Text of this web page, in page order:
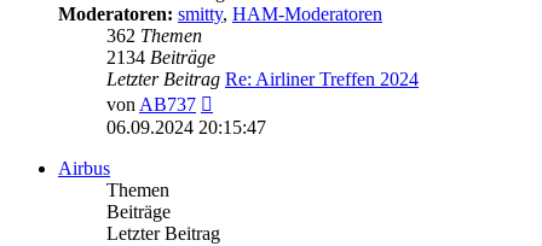
Moderatoren: smitty, HAM-Moderatoren
362 Themen
2134 Beiträge
Letzter Beitrag Re: Airliner Treffen 2024
vonAB737
Beitrag
06.09.2024 20:15:47
Airbus
Themen
Beiträge
Letzter Beitrag